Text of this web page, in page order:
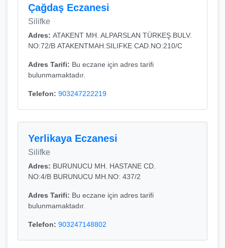
Çağdaş Eczanesi
Silifke
Adres: ATAKENT MH. ALPARSLAN TÜRKEŞ BULV.
NO:72/B ATAKENTMAH.SILIFKE CAD.NO:210/C
Adres Tarifi: Bu eczane için adres tarifi
bulunmamaktadır.
Telefon: 903247222219
Yerlikaya Eczanesi
Silifke
Adres: BURUNUCU MH. HASTANE CD.
NO:4/B BURUNUCU MH.NO: 437/2
Adres Tarifi: Bu eczane için adres tarifi
bulunmamaktadır.
Telefon: 903247148802